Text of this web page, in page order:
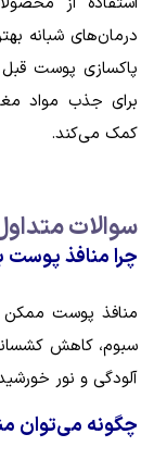
درمان‌های شبانه
پاکسازی پوست قبل
برای جذب مواد
کمک می‌کند.
سوالات
چرا منافذ پوست
منافذ پوست ممکن
سبوم، کاهش
آلودگی و نور
چگونه می‌توان